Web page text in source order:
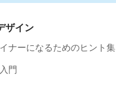
ザイン
ナーになるためのヒント集
門